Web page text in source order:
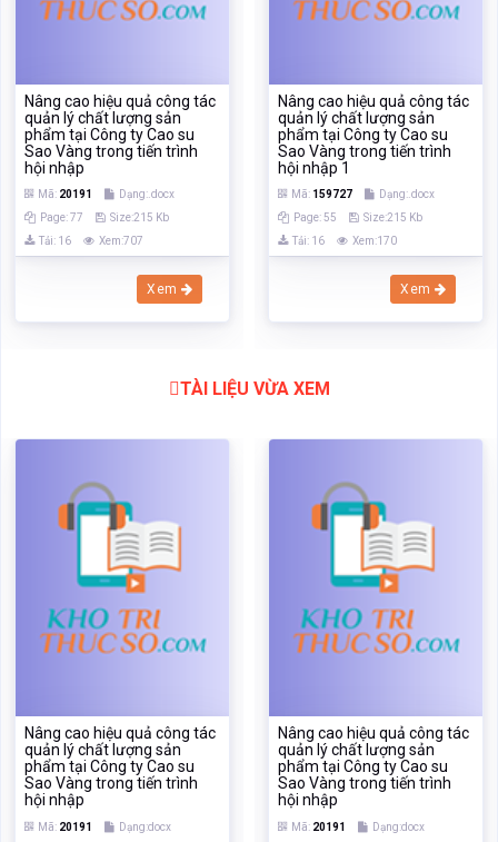
Nâng cao hiệu quả công tác
quản lý chất lượng sản
phẩm tại Công ty Cao su
Sao Vàng trong tiến trình
hội nhập
Mã: 20191
Dạng:.docx
Page: 77
Size:215 Kb
Tải: 16
Xem:707
Xem
Nâng cao hiệu quả công tác
quản lý chất lượng sản
phẩm tại Công ty Cao su
Sao Vàng trong tiến trình
hội nhập 1
Mã: 159727
Dạng:.docx
Page: 55
Size:215 Kb
Tải: 16
Xem:170
Xem
TÀI LIỆU VỪA XEM
Nâng cao hiệu quả công tác
quản lý chất lượng sản
phẩm tại Công ty Cao su
Sao Vàng trong tiến trình
hội nhập
Mã: 20191
Dạng:docx
Nâng cao hiệu quả công tác
quản lý chất lượng sản
phẩm tại Công ty Cao su
Sao Vàng trong tiến trình
hội nhập
Mã: 20191
Dạng:docx